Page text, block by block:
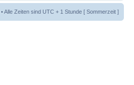
• Alle Zeiten sind UTC + 1 Stunde [ Sommerzeit ]